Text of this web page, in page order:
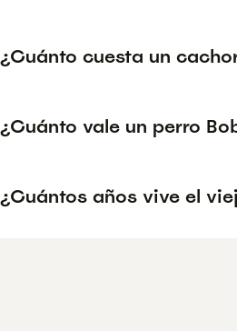
¿Cuánto cuesta un
¿Cuánto vale un perro
¿Cuántos años vive el